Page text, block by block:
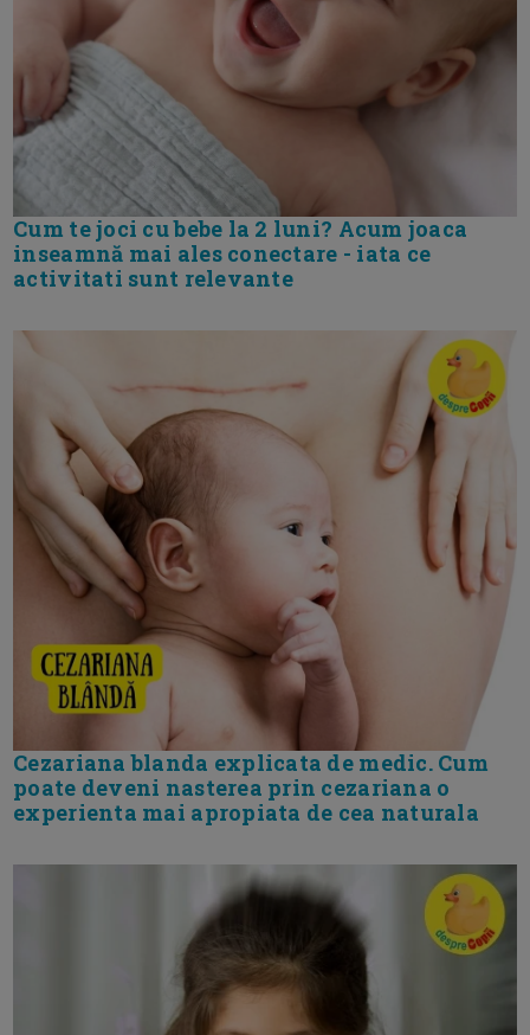
Cum te joci cu bebe la 2 luni? Acum joaca
inseamnă mai ales conectare - iata ce
activitati sunt relevante
Cezariana blanda explicata de medic. Cum
poate deveni nasterea prin cezariana o
experienta mai apropiata de cea naturala